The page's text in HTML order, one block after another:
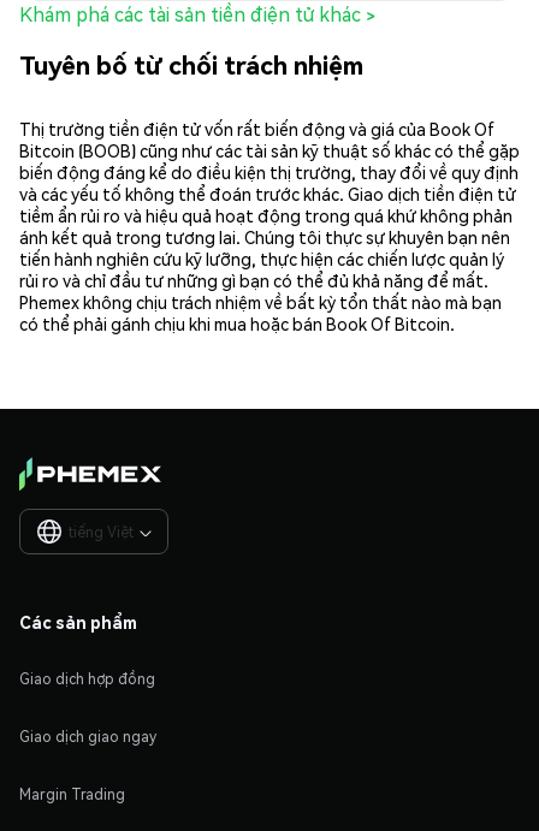
Khám phá các tài sản tiền điện tử khác >
Tuyên bố từ chối trách nhiệm
Thị trường tiền điện tử vốn rất biến động và giá của Book Of
Bitcoin (BOOB) cũng như các tài sản kỹ thuật số khác có thể gặp
biến động đáng kể do điều kiện thị trường, thay đổi về quy định
và các yếu tố không thể đoán trước khác. Giao dịch tiền điện tử
tiềm ẩn rủi ro và hiệu quả hoạt động trong quá khứ không phản
ánh kết quả trong tương lai. Chúng tôi thực sự khuyên bạn nên
tiến hành nghiên cứu kỹ lưỡng, thực hiện các chiến lược quản lý
rủi ro và chỉ đầu tư những gì bạn có thể đủ khả năng để mất.
Phemex không chịu trách nhiệm về bất kỳ tổn thất nào mà bạn
có thể phải gánh chịu khi mua hoặc bán Book Of Bitcoin.
tiếng Việt 
Các sản phẩm
Giao dịch hợp đồng
Giao dịch giao ngay
Margin Trading